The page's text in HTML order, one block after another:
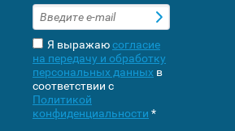
Я выражаюсогласие
на передачу и обработку
персональных данных в
соответствии с
Политикой
конфиденциальности *